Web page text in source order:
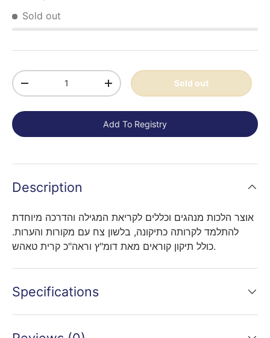
Sold out
Qty
-
+ Sold out
Add To Registry
Description
אוצר הלכות מנהגים וכללים לקריאת המגילה והדרכה מיוחדת
להתלמד לקרותה כתיקונה, בלשון צח עם מקורות והערות.
כולל תיקון קוראים מאת דומ"ץ וראה"כ קרית טאהש.
Specifications